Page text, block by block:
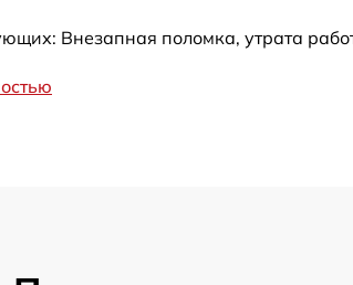
Внезапная поломка, утрата